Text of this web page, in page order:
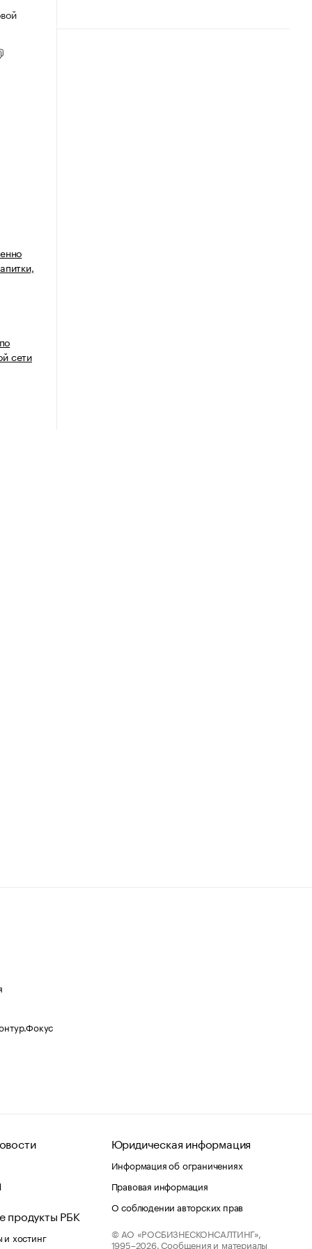
сети
продукты РБК
хостинг
Юридическая информация
Информация об ограничениях
Правовая информация
О соблюдении авторских прав
© АО «РОСБИЗНЕСКОНСАЛТИНГ»,
1995–2026. Сообщения и материалы